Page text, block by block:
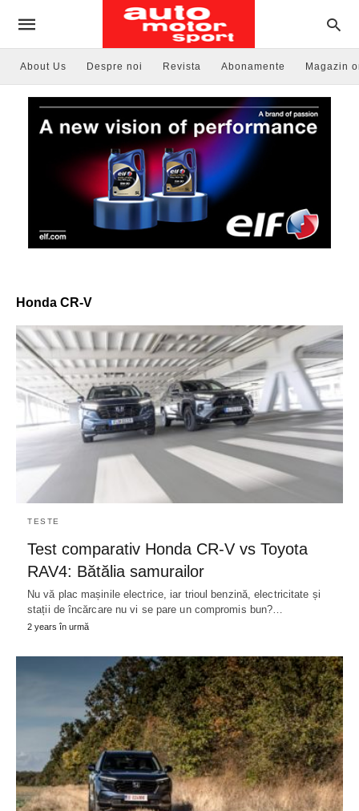
About Us Despre noi Revista Abonamente Magazin
Honda CR-V
TESTE
Test comparativ Honda CR-V vs Toyota
RAV4: Bătălia samurailor
Nu vă plac mașinile electrice, iar trioul benzină, electricitate și
stații de încărcare nu vi se pare un compromis bun?…
2 years în urmă